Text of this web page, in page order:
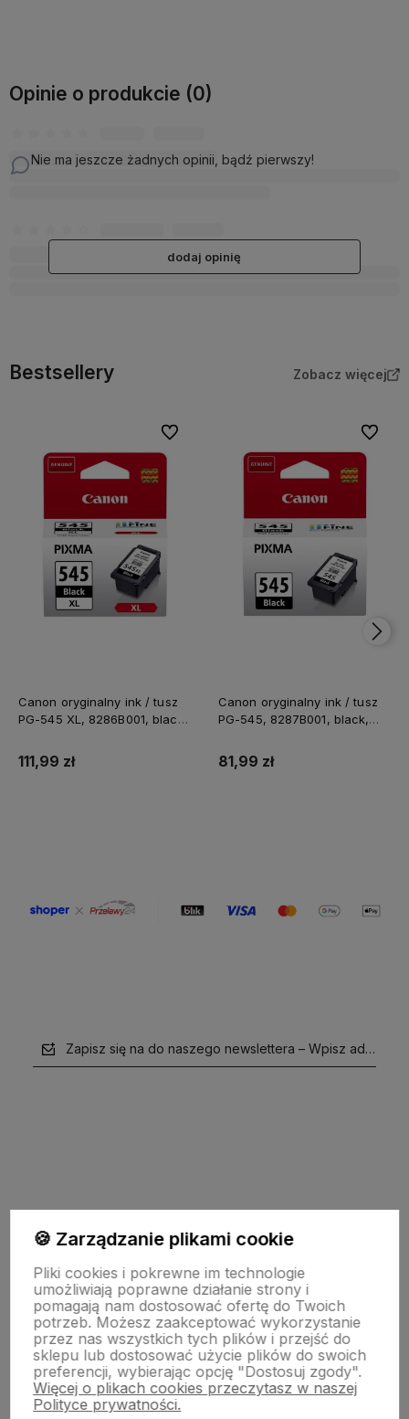
Opinie o produkcie (0)
Nie ma jeszcze żadnych opinii, bądź pierwszy!
dodaj opinię
Bestsellery Zobacz więcej
Canon oryginalny ink / tusz
PG-545 XL, 8286B001, black,
111,99 zł
Do ulubionych
Canon oryginalny ink / tusz
PG-545, 8287B001, black,
81,99 zł
Do
Zapisz się na do naszego newslettera – Wpisz adres e-
Pomoc
Moje konto
Płatności i dostawa
🍪 Zarządzanie plikami cookie
Pliki cookies i pokrewne im technologie
umożliwiają poprawne działanie strony i
pomagają nam dostosować ofertę do Twoich
potrzeb. Możesz zaakceptować wykorzystanie
przez nas wszystkich tych plików i przejść do
sklepu lub dostosować użycie plików do swoich
preferencji, wybierając opcję "Dostosuj zgody".
Więcej o plikach cookies przeczytasz w naszej
Polityce prywatności.